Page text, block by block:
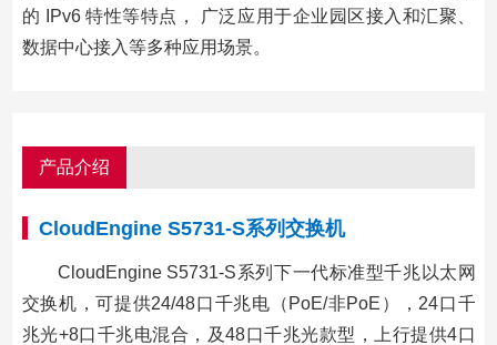
的 IPv6 特性等特点， 广泛应用于企业园区接入和汇聚、
数据中心接入等多种应用场景。
产品介绍
CloudEngine S5731-S系列交换机
CloudEngine S5731-S系列下一代标准型千兆以太网
交换机，可提供24/48口千兆电（PoE/非PoE），24口千
兆光+8口千兆电混合，及48口千兆光款型，上行提供4口